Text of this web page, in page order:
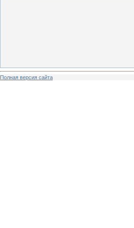
Полная версия сайта